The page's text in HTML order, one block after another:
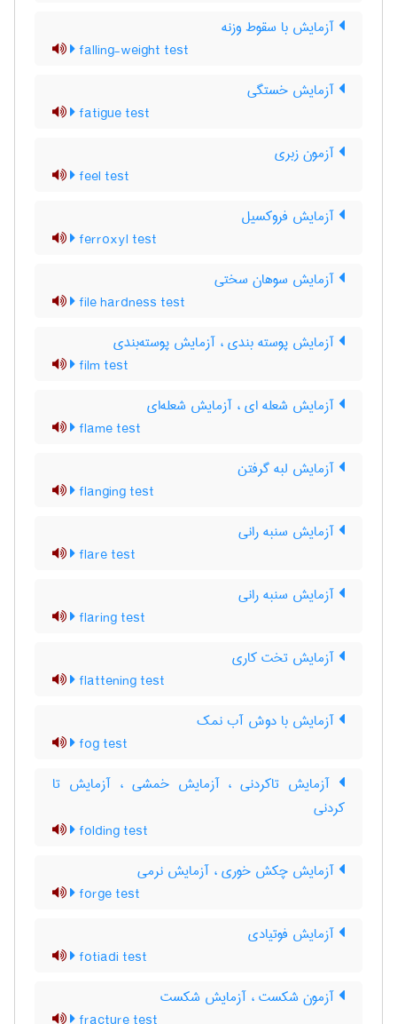
آزمایش با سقوط وزنه
falling-weight test
آزمایش خستگی
fatigue test
آزمون زبری
feel test
آزمایش فروکسیل
ferroxyl test
آزمایش سوهان سختی
file hardness test
آزمایش پوسته بندی ، آزمایش پوسته‌بندی
film test
آزمایش شعله ای ، آزمایش شعله‌ای
flame test
آزمایش لبه گرفتن
flanging test
آزمایش سنبه رانی
flare test
آزمایش سنبه رانی
flaring test
آزمایش تخت کاری
flattening test
آزمایش با دوش آب نمک
fog test
آزمایش تاکردنی ، آزمایش خمشی ، آزمایش تا
کردنی
folding test
آزمایش چکش خوری ، آزمایش نرمی
forge test
آزمایش فوتیادی
fotiadi test
آزمون شکست ، آزمایش شکست